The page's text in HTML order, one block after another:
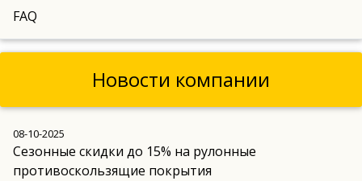
FAQ
Новости компании
08-10-2025
Сезонные скидки до 15% на рулонные
противоскользящие покрытия